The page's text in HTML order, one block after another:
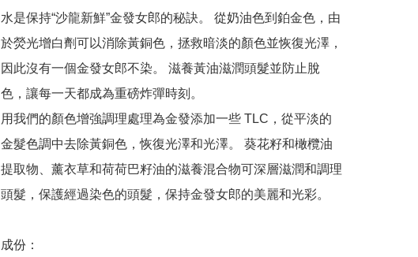
水是保持“沙龍新鮮”金發女郎的秘訣。 從奶油色到鉑金色，由
於熒光增白劑可以消除黃銅色，拯救暗淡的顏色並恢復光澤，
因此沒有一個金發女郎不染。 滋養黃油滋潤頭髮並防止脫
色，讓每一天都成為重磅炸彈時刻。
用我們的顏色增強調理處理為金發添加一些 TLC，從平淡的
金髮色調中去除黃銅色，恢復光澤和光澤。 葵花籽和橄欖油
提取物、薰衣草和荷荷巴籽油的滋養混合物可深層滋潤和調理
頭髮，保護經過染色的頭髮，保持金發女郎的美麗和光彩。
成份：